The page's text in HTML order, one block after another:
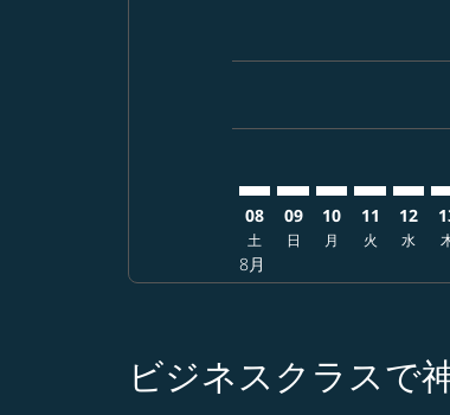
08
土
8月
09
日
10
月
11
火
12
水
ビジネスクラスで